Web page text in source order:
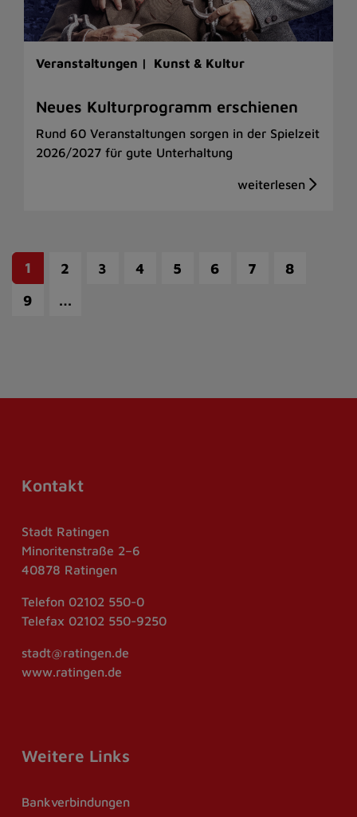
Veranstaltungen | Kunst & Kultur
Neues Kulturprogramm erschienen
Rund 60 Veranstaltungen sorgen in der Spielzeit
2026/2027 für gute Unterhaltung
1 2 3 4 5 6 7
8
9
…
Kontakt
Stadt Ratingen
Minoritenstraße 2–6
40878 Ratingen
Telefon 02102 550-0
Telefax 02102 550-9250
stadt@ratingen.de
www.ratingen.de
Weitere Links
Bankverbindungen